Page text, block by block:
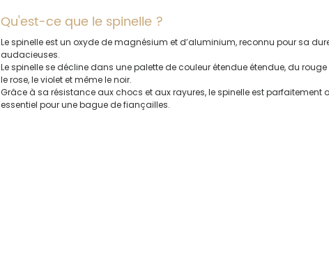
Qu'est-ce que le spinelle ?
Le spinelle est un oxyde de magnésium et d’aluminium, reconnu pour sa
audacieuses.
Le spinelle se décline dans une palette de couleur étendue étendue, du
le rose, le violet et même le noir.
Grâce à sa résistance aux chocs et aux rayures, le spinelle est
essentiel pour une bague de fiançailles.